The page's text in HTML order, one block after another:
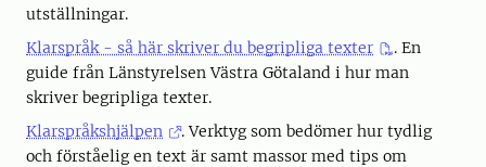
utställningar.
Klarspråk - så här skriver du begripliga texter
. En
guide från Länstyrelsen Västra Götaland i hur man
skriver begripliga texter.
Klarspråkshjälpen
. Verktyg som bedömer hur tydlig
och förståelig en text är samt massor med tips om